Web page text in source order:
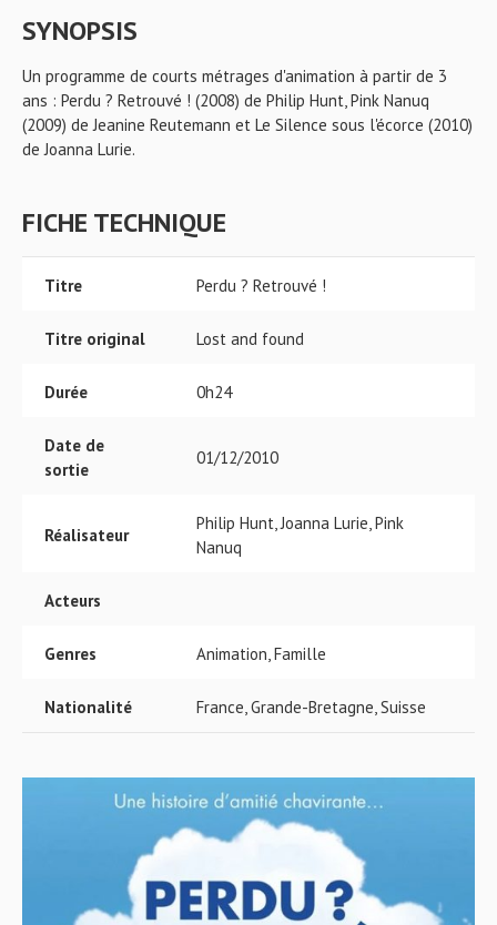
SYNOPSIS
Un programme de courts métrages d'animation à partir de 3
ans : Perdu ? Retrouvé ! (2008) de Philip Hunt, Pink Nanuq
(2009) de Jeanine Reutemann et Le Silence sous l'écorce (2010)
de Joanna Lurie.
FICHE TECHNIQUE
Titre Perdu ? Retrouvé !
Titre original Lost and found
Durée 0h24
Date de
sortie
01/12/2010
Réalisateur
Philip Hunt, Joanna Lurie, Pink
Nanuq
Acteurs
Genres Animation, Famille
Nationalité France, Grande-Bretagne, Suisse